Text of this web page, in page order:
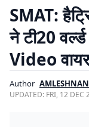
SMAT:
ने टी20
Video
Author
UPDATED: FRI, 12 DEC